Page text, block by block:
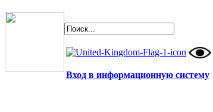
Вход в информационную систему